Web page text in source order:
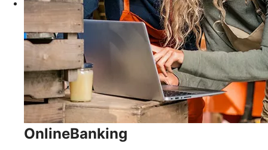
OnlineBanking